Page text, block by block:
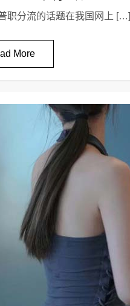
职分流的话题在我国网上 […]
More